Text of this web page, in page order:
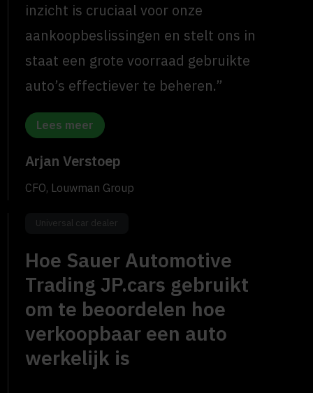
inzicht is cruciaal voor onze
aankoopbeslissingen en stelt ons in
staat een grote voorraad gebruikte
auto’s effectiever te beheren.”
Lees meer
Arjan Verstoep
CFO, Louwman Group
Universal car dealer
Hoe Sauer Automotive
Trading JP.cars gebruikt
om te beoordelen hoe
verkoopbaar een auto
werkelijk is